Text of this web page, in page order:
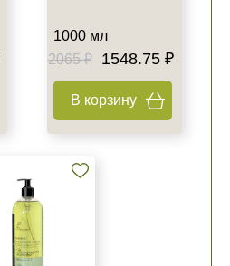
1000 мл
2065 ₽
1548.75 ₽
В корзину